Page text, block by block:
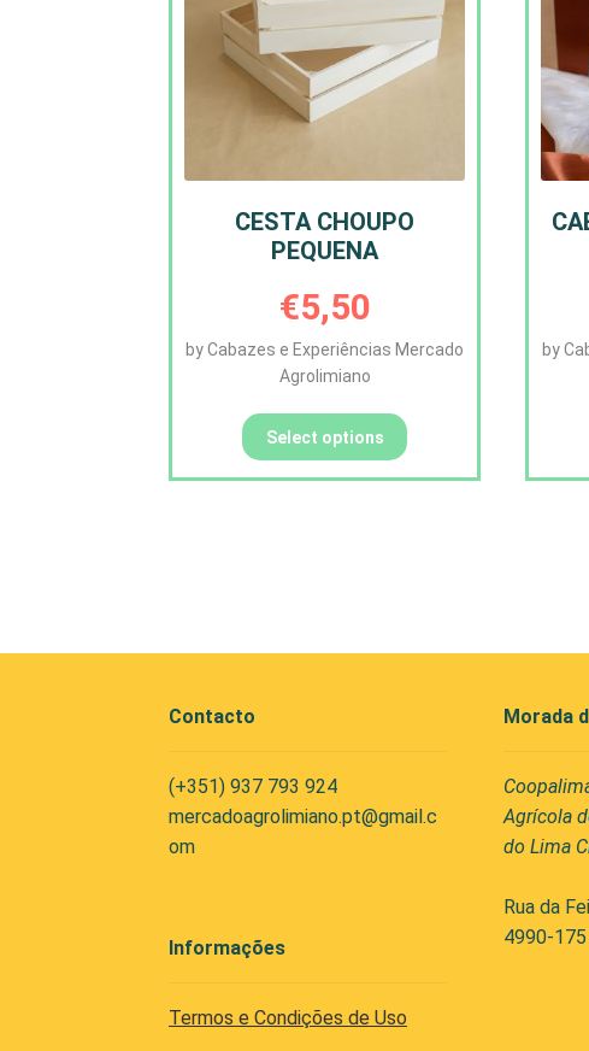
CESTA CHOUPO
PEQUENA
€5,50
by Cabazes e Experiências Mercado
Agrolimiano
Select options
by
Contacto
(+351) 937 793 924
mercadoagrolimiano.pt@gmail.c
om
Informações
Termos e Condições de Uso
Morada
Agrícola
do Lima
Rua da
4990-